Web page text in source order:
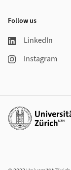
Follow us
LinkedIn
Instagram
Additional links